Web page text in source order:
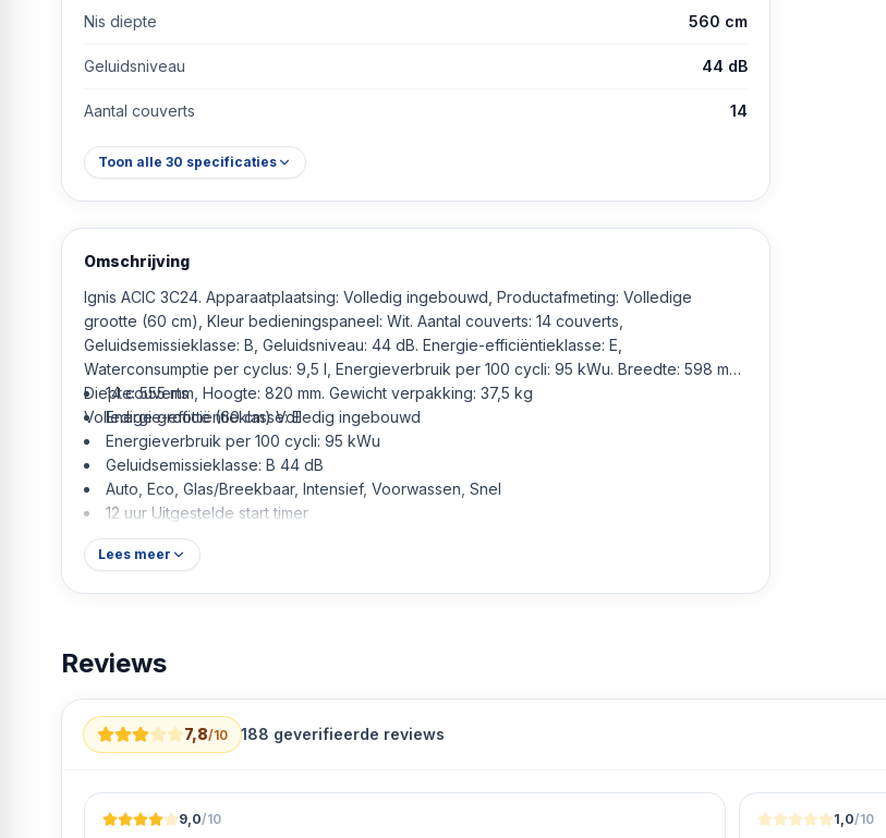
Nis diepte 560 cm
Geluidsniveau 44 dB
Aantal couverts 14
Toon alle 30 specificaties
Omschrijving
Ignis ACIC 3C24. Apparaatplaatsing: Volledig ingebouwd, Productafmeting: Volledige
grootte (60 cm), Kleur bedieningspaneel: Wit. Aantal couverts: 14 couverts,
Geluidsemissieklasse: B, Geluidsniveau: 44 dB. Energie-efficiëntieklasse: E,
Waterconsumptie per cyclus: 9,5 l, Energieverbruik per 100 cycli: 95 kWu. Breedte: 598 mm,
Diepte: 555 mm, Hoogte: 820 mm. Gewicht verpakking: 37,5 kg
Volledige grootte (60 cm) Volledig ingebouwd
14 couverts
Energie-efficiëntieklasse: E
Energieverbruik per 100 cycli: 95 kWu
Geluidsemissieklasse: B 44 dB
Auto, Eco, Glas/Breekbaar, Intensief, Voorwassen, Snel
12 uur Uitgestelde start timer
Lees meer
Reviews
7,8/10 188 geverifieerde reviews
9,0/10 1,0/10